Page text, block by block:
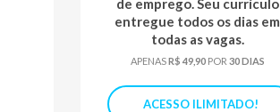
de emprego. Seu currículo
entregue todos os dias em
todas as vagas.
APENASR$ 49,90POR 30 DIAS
ACESSO ILIMITADO!